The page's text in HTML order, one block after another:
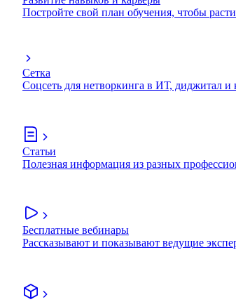
Постройте свой план обучения, чтобы
Сетка
Соцсеть для нетворкинга в ИТ, диджитал и
Статьи
Полезная информация из разных
Бесплатные вебинары
Рассказывают и показывают ведущие